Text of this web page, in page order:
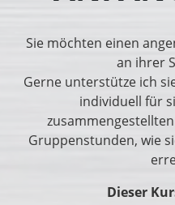
Sie möchten einen
an ihrer
Gerne unterstütze ich
individuell für
Gruppenstunden, wie
Dieser